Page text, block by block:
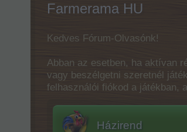
Farmerama HU
Kedves Fórum-Olvasónk!
Abban az esetben, ha aktívan
vagy beszélgetni szeretnél
felhasználói fiókod a játékban,
Házirend